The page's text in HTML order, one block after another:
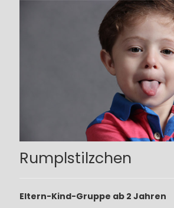
Rumplstilzchen
Eltern-Kind-Gruppe ab 2 Jahren